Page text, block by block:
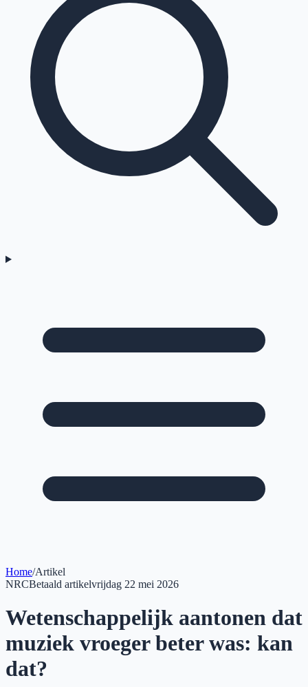
Home/Artikel
NRCBetaald artikelvrijdag 22 mei 2026
Wetenschappelijk aantonen dat
muziek vroeger beter was: kan
dat?